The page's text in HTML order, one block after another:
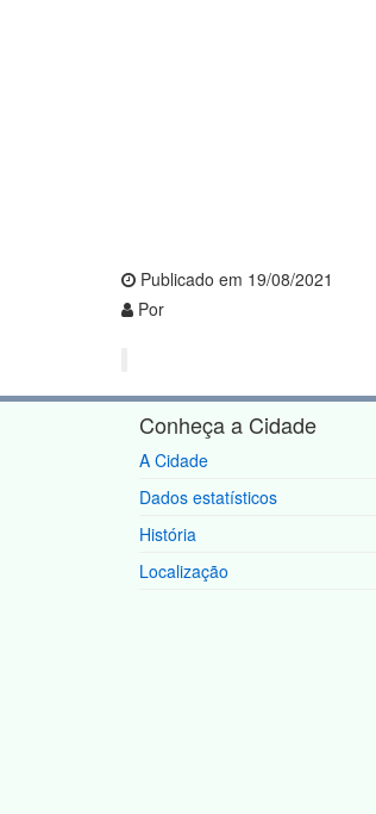
Publicado em 19/08/2021
Por
Conheça a Cidade
A Cidade
Dados estatísticos
História
Localização